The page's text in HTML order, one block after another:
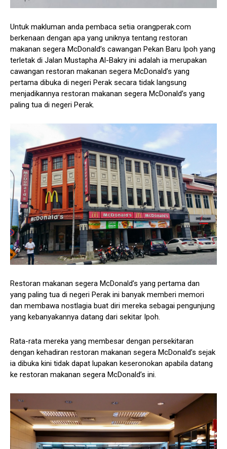
Untuk makluman anda pembaca setia orangperak.com
berkenaan dengan apa yang uniknya tentang restoran
makanan segera McDonald’s cawangan Pekan Baru Ipoh yang
terletak di Jalan Mustapha Al-Bakry ini adalah ia merupakan
cawangan restoran makanan segera McDonald’s yang
pertama dibuka di negeri Perak secara tidak langsung
menjadikannya restoran makanan segera McDonald’s yang
paling tua di negeri Perak.
Restoran makanan segera McDonald’s yang pertama dan
yang paling tua di negeri Perak ini banyak memberi memori
dan membawa nostlagia buat diri mereka sebagai pengunjung
yang kebanyakannya datang dari sekitar Ipoh.
Rata-rata mereka yang membesar dengan persekitaran
dengan kehadiran restoran makanan segera McDonald’s sejak
ia dibuka kini tidak dapat lupakan keseronokan apabila datang
ke restoran makanan segera McDonald’s ini.